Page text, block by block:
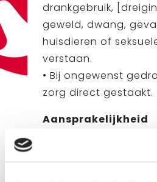
drankgebruik,
geweld, dwang,
huisdieren of
verstaan.
• Bij ongewenst
zorg direct gestaakt.
Aansprakelijkheid
aansprakelijk